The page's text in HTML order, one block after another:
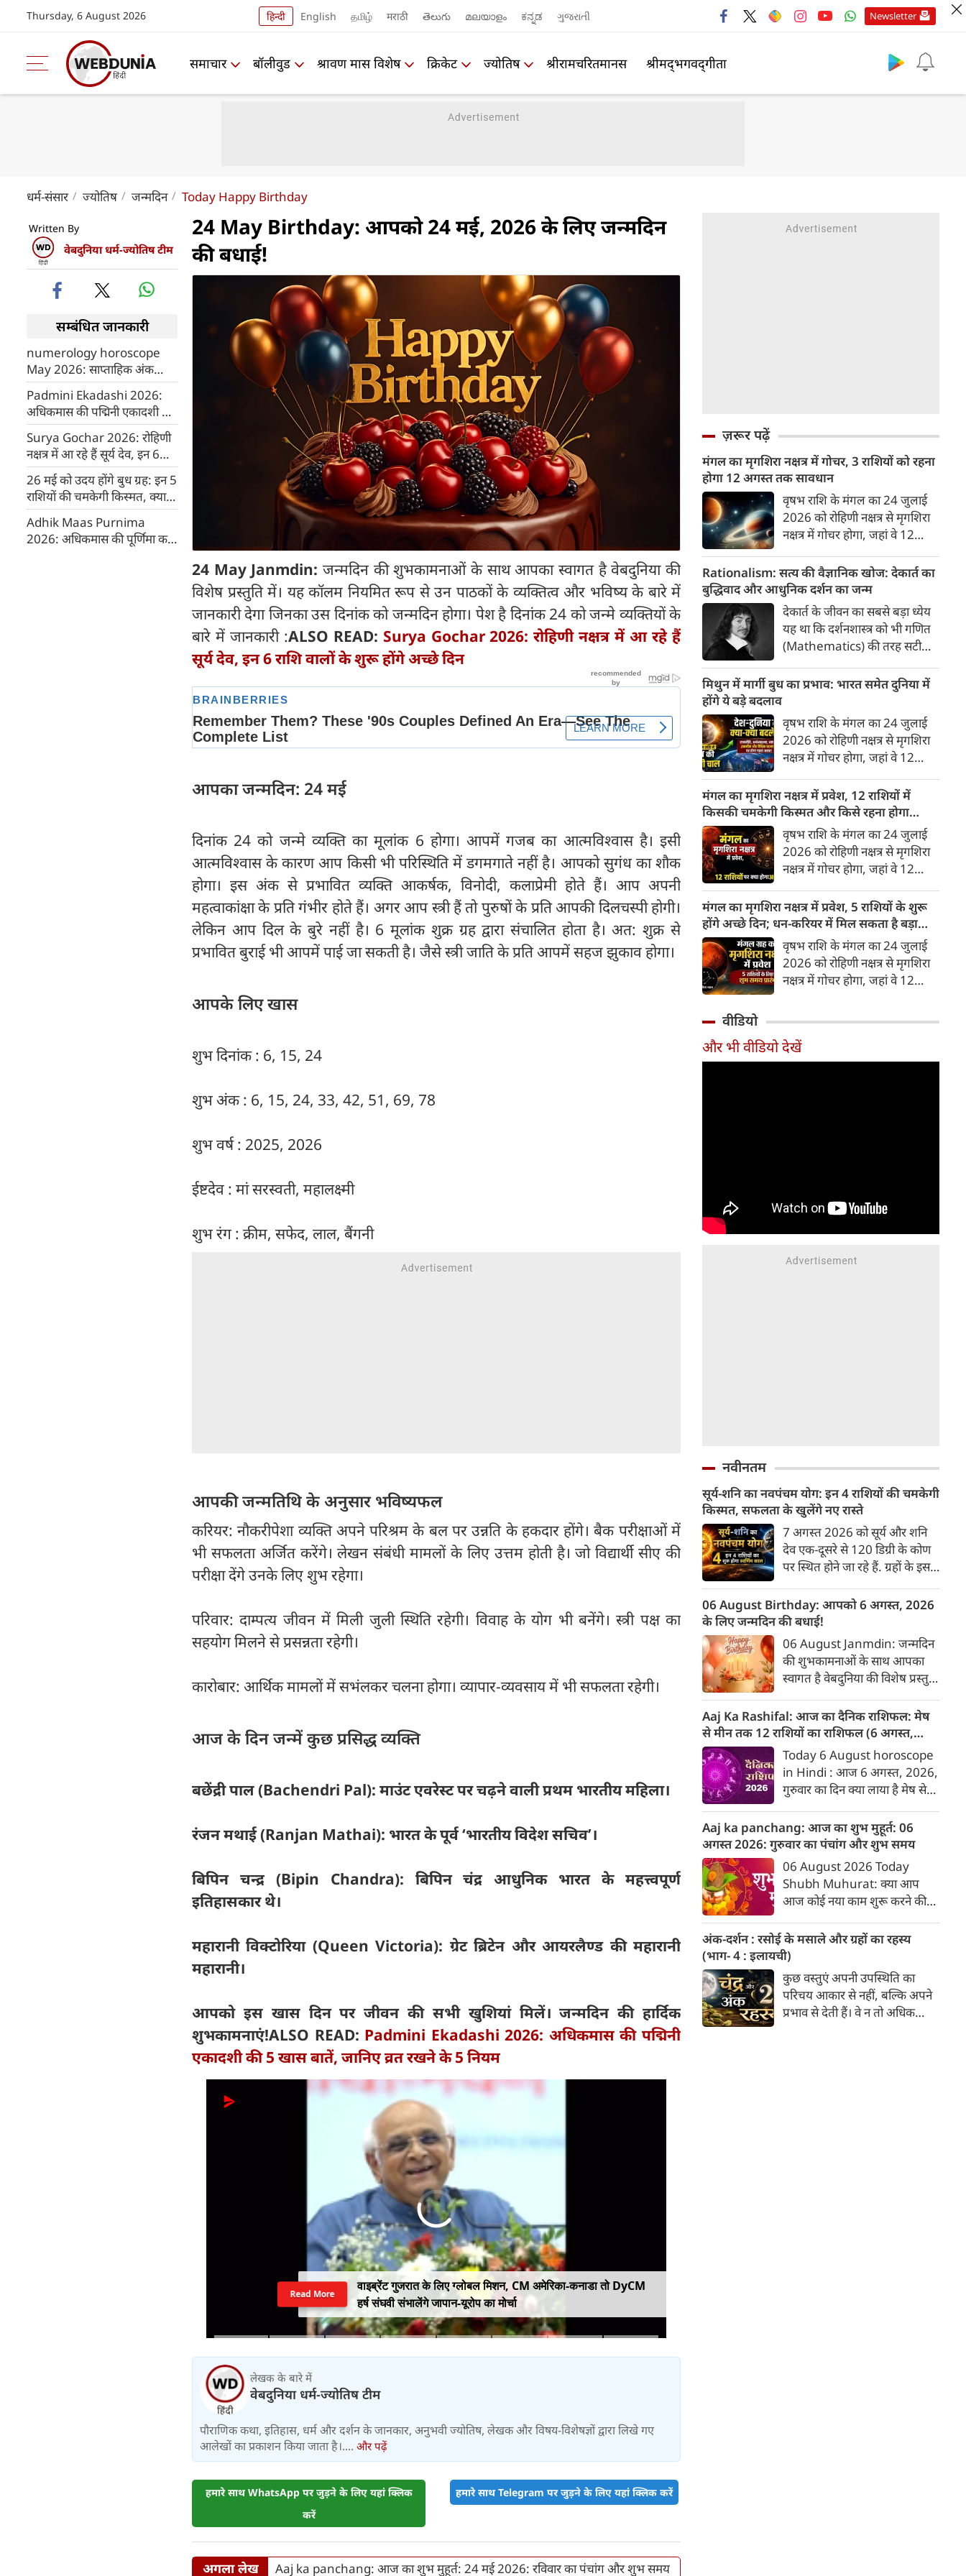
Thursday, 6 August 2026 हिन्दी English தமிழ் मराठी తెలుగు മലയാളം ಕನ್ನಡ ગુજરાતી Newsletter
समाचार बॉलीवुड श्रावण मास विशेष क्रिकेट ज्योतिष श्रीरामचरितमानस श्रीमद्‍भगवद्‍गीता
धर्म-संसार ज्योतिष जन्मदिन Today Happy Birthday
Written By
वेबदुनिया धर्म-ज्योतिष टीम
सम्बंधित जानकारी
numerology horoscope
May 2026: साप्ताहिक अंक
राशिफल (25 से 31 मई): जानें
आपके भाग्य और जीवन की दिशा
Padmini Ekadashi 2026:
अधिकमास की पद्मिनी एकादशी की
5 खास बातें, जानिए व्रत रखने के 5
नियम
Surya Gochar 2026: रोहिणी
नक्षत्र में आ रहे हैं सूर्य देव, इन 6
राशि वालों के शुरू होंगे अच्छे दिन
26 मई को उदय होंगे बुध ग्रह: इन 5
राशियों की चमकेगी किस्मत, क्या
आपकी राशि भी है शामिल?
Adhik Maas Purnima
2026: अधिकमास की पूर्णिमा कब
24 May Birthday: आपको 24 मई, 2026 के लिए जन्मदिन
की बधाई!
24 May Janmdin: जन्मदिन की शुभकामनाओं के साथ आपका स्वागत है वेबदुनिया की
विशेष प्रस्तुति में। यह कॉलम नियमित रूप से उन पाठकों के व्यक्तित्व और भविष्य के बारे में
जानकारी देगा जिनका उस दिनांक को जन्मदिन होगा। पेश है दिनांक 24 को जन्मे व्यक्तियों के
बारे में जानकारी :ALSO READ: Surya Gochar 2026: रोहिणी नक्षत्र में आ रहे हैं
सूर्य देव, इन 6 राशि वालों के शुरू होंगे अच्छे दिन
आपका जन्मदिन: 24 मई
दिनांक 24 को जन्मे व्यक्ति का मूलांक 6 होगा। आपमें गजब का आत्मविश्वास है। इसी
आत्मविश्वास के कारण आप किसी भी परिस्थिति में डगमगाते नहीं है। आपको सुगंध का शौक
होगा। इस अंक से प्रभावित व्यक्ति आकर्षक, विनोदी, कलाप्रेमी होते हैं। आप अपनी
महत्वाकांक्षा के प्रति गंभीर होते हैं। अगर आप स्त्री हैं तो पुरुषों के प्रति आपकी दिलचस्पी होगी।
लेकिन आप दिल के बुरे नहीं है। 6 मूलांक शुक्र ग्रह द्वारा संचालित होता है। अत: शुक्र से
प्रभावित बुराई भी आपमें पाई जा सकती है। जैसे स्त्री जाति के प्रति आपमें सहज झुकाव होगा।
आपके लिए खास
शुभ दिनांक : 6, 15, 24
शुभ अंक : 6, 15, 24, 33, 42, 51, 69, 78
शुभ वर्ष : 2025, 2026
ईष्टदेव : मां सरस्वती, महालक्ष्मी
शुभ रंग : क्रीम, सफेद, लाल, बैंगनी
आपकी जन्मतिथि के अनुसार भविष्यफल
करियर: नौकरीपेशा व्यक्ति अपने परिश्रम के बल पर उन्नति के हकदार होंगे। बैक परीक्षाओं में
भी सफलता अर्जित करेंगे। लेखन संबंधी मामलों के लिए उत्तम होती है। जो विद्यार्थी सीए की
परीक्षा देंगे उनके लिए शुभ रहेगा।
परिवार: दाम्पत्य जीवन में मिली जुली स्थिति रहेगी। विवाह के योग भी बनेंगे। स्त्री पक्ष का
सहयोग मिलने से प्रसन्नता रहेगी।
कारोबार: आर्थिक मामलों में सभंलकर चलना होगा। व्यापार-व्यवसाय में भी सफलता रहेगी।
आज के दिन जन्में कुछ प्रसिद्ध व्यक्ति
बछेंद्री पाल (Bachendri Pal): माउंट एवरेस्ट पर चढ़ने वाली प्रथम भारतीय महिला।
रंजन मथाई (Ranjan Mathai): भारत के पूर्व ‘भारतीय विदेश सचिव’।
बिपिन चन्द्र (Bipin Chandra): बिपिन चंद्र आधुनिक भारत के महत्त्वपूर्ण
इतिहासकार थे।
महारानी विक्टोरिया (Queen Victoria): ग्रेट ब्रिटेन और आयरलैण्ड की महारानी
महारानी।
आपको इस खास दिन पर जीवन की सभी खुशियां मिलें। जन्मदिन की हार्दिक
शुभकामनाएं!ALSO READ: Padmini Ekadashi 2026: अधिकमास की पद्मिनी
एकादशी की 5 खास बातें, जानिए व्रत रखने के 5 नियम
वाइब्रेंट गुजरात के लिए ग्लोबल मिशन, CM अमेरिका-कनाडा तो DyCM
हर्ष संघवी संभालेंगे जापान-यूरोप का मोर्चा
Read More
लेखक के बारे में
वेबदुनिया धर्म-ज्योतिष टीम
पौराणिक कथा, इतिहास, धर्म और दर्शन के जानकार, अनुभवी ज्योतिष, लेखक और विषय-विशेषज्ञों द्वारा लिखे गए
आलेखों का प्रकाशन किया जाता है।.... और पढ़ें
हमारे साथ WhatsApp पर जुड़ने के लिए यहां क्लिक
करें
हमारे साथ Telegram पर जुड़ने के लिए यहां क्लिक करें
अगला लेख Aaj ka panchang: आज का शुभ मुहूर्त: 24 मई 2026: रविवार का पंचांग और शुभ समय
ज़रूर पढ़ें
मंगल का मृगशिरा नक्षत्र में गोचर, 3 राशियों को रहना
होगा 12 अगस्त तक सावधान
वृषभ राशि के मंगल का 24 जुलाई
2026 को रोहिणी नक्षत्र से मृगशिरा
नक्षत्र में गोचर होगा, जहां वे 12
परिवर्तन के चलते 3 राशि के लोगों
को 12 अगस्त तक रहना होगा
सावधान। चलिए जानते हैं कि किन
राशि 3 राशियों को रहना होगा
सावधान।
Rationalism: सत्य की वैज्ञानिक खोज: देकार्त का
बुद्धिवाद और आधुनिक दर्शन का जन्म
देकार्त के जीवन का सबसे बड़ा ध्येय
यह था कि दर्शनशास्त्र को भी गणित
(Mathematics) की तरह सटीक,
जाए। वे एक ऐसा सार्वभौमिक सत्य
खोजना चाहते थे, जिस पर कोई भी
प्रश्नचिह्न न लगा सके। इसी विचार ने
बुद्धिवाद (Rationalism) की नींव
रखी। आइए, देकार्त के इस अद्भुत
दार्शनिक चिंतन के 4 प्रमुख स्तंभों को
गहराई से समझते हैं।
मिथुन में मार्गी बुध का प्रभाव: भारत समेत दुनिया में
होंगे ये बड़े बदलाव
वृषभ राशि के मंगल का 24 जुलाई
2026 को रोहिणी नक्षत्र से मृगशिरा
नक्षत्र में गोचर होगा, जहां वे 12
में एक बड़ा हलचल भरा मोड़ आ चुका
है- बुध ग्रह अपनी ही प्रिय राशि मिथुन
में सीधे (मार्गी) चलने लगे हैं। अब जब
बुद्धि और संवाद का कारक ग्रह सीधी
चाल चलेगा, तो जाहिर है आपकी
सोच, बातचीत और फैसलों की रफ्तार
भी बदल जाएगी।
मंगल का मृगशिरा नक्षत्र में प्रवेश, 12 राशियों में
किसकी चमकेगी किस्मत और किसे रहना होगा
सावधान?
वृषभ राशि के मंगल का 24 जुलाई
2026 को रोहिणी नक्षत्र से मृगशिरा
नक्षत्र में गोचर होगा, जहां वे 12
परिवर्तन के चलते मेष से लेकर मीन
तक किन राशियों के लिए शुभ और
किनके लिए है अशुभ। ज्योतिष शास्त्र
में मंगल को ऊर्जा, साहस, पराक्रम
और भूमि का कारक माना गया है,
जबकि मृगशिरा नक्षत्र के स्वामी स्वयं
मंगल का यह गोचर अत्यंत
शक्तिशाली और शुभ फलदायी माना
जा रहा है।
मंगल का मृगशिरा नक्षत्र में प्रवेश, 5 राशियों के शुरू
होंगे अच्छे दिन; धन-करियर में मिल सकता है बड़ा
लाभ
वृषभ राशि के मंगल का 24 जुलाई
2026 को रोहिणी नक्षत्र से मृगशिरा
नक्षत्र में गोचर होगा, जहां वे 12
बदलाव देखने को मिलेंगे और उनके
लिए लाभ के योग बनेंगे।
वीडियो
और भी वीडियो देखें
नवीनतम
सूर्य-शनि का नवपंचम योग: इन 4 राशियों की चमकेगी
किस्मत, सफलता के खुलेंगे नए रास्ते
7 अगस्त 2026 को सूर्य और शनि
देव एक-दूसरे से 120 डिग्री के कोण
पर स्थित होने जा रहे हैं. ग्रहों के इस
नवपंचम योग कहते हैं। इस दौरान
मुख्य रूप से 4 राशियों के लिए
स्वर्णिम समय की शुरुआत होती है। ये
राशियां हैं- मेष राशि, सिंह राशि, धनु
राशि और कुंभ राशि।
06 August Birthday: आपको 6 अगस्त, 2026
के लिए जन्मदिन की बधाई!
06 August Janmdin: जन्मदिन
की शुभकामनाओं के साथ आपका
स्वागत है वेबदुनिया की विशेष प्रस्तुति
पाठकों के व्यक्तित्व और भविष्य के
बारे में जानकारी देगा जिनका उस
दिनांक को जन्मदिन होगा। पेश है
दिनांक 6 को जन्मे व्यक्तियों के बारे
में जानकारी :
Aaj Ka Rashifal: आज का दैनिक राशिफल: मेष
से मीन तक 12 राशियों का राशिफल (6 अगस्‍त,
2026)
Today 6 August horoscope
in Hindi : आज 6 अगस्‍त, 2026,
गुरुवार का दिन क्या लाया है मेष से
डेली होरोस्कोप के अनुसार वेबदुनिया
पर दैनिक राशिफल के बारे में एकदम
सटीक जानकारी...
Aaj ka panchang: आज का शुभ मुहूर्त: 06
अगस्‍त 2026: गुरुवार का पंचांग और शुभ समय
06 August 2026 Today
Shubh Muhurat: क्या आप
आज कोई नया काम शुरू करने की
लेने वाले हैं? ज्योतिष और पंचांग के
अनुसार, किसी भी शुभ कार्य को सही
मुहूर्त में करने से सफलता की
संभावना बढ़ जाती है। 'वेबदुनिया'
आपके लिए लेकर आया है 06
अगस्‍त, 2026 का विशेष पंचांग और
अंक-दर्शन : रसोई के मसाले और ग्रहों का रहस्य
(भाग- 4 : इलायची)
कुछ वस्तुएं अपनी उपस्थिति का
परिचय आकार से नहीं, बल्कि अपने
प्रभाव से देती हैं। वे न तो अधिक